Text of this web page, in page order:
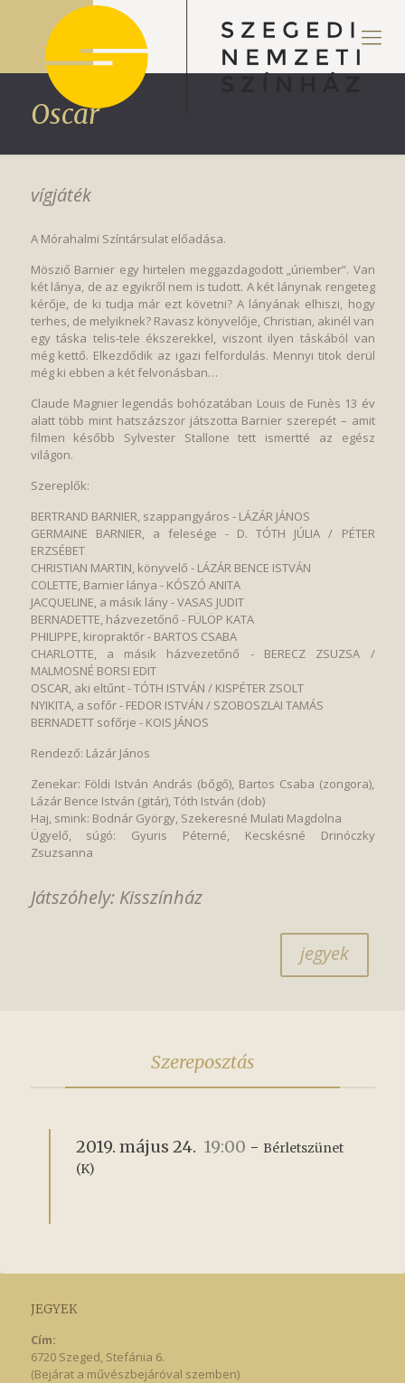
Oscar
vígjáték
A Mórahalmi Színtársulat előadása.
Mösziő Barnier egy hirtelen meggazdagodott „úriember”. Van
két lánya, de az egyikről nem is tudott. A két lánynak rengeteg
kérője, de ki tudja már ezt követni? A lányának elhiszi, hogy
terhes, de melyiknek? Ravasz könyvelője, Christian, akinél van
egy táska telis-tele ékszerekkel, viszont ilyen táskából van
még kettő. Elkezdődik az igazi felfordulás. Mennyi titok derül
még ki ebben a két felvonásban…
Claude Magnier legendás bohózatában Louis de Funès 13 év
alatt több mint hatszázszor játszotta Barnier szerepét – amit
filmen később Sylvester Stallone tett ismertté az egész
világon.
Szereplők:
BERTRAND BARNIER, szappangyáros - LÁZÁR JÁNOS
GERMAINE BARNIER, a felesége - D. TÓTH JÚLIA / PÉTER
ERZSÉBET
CHRISTIAN MARTIN, könyvelő - LÁZÁR BENCE ISTVÁN
COLETTE, Barnier lánya - KÓSZÓ ANITA
JACQUELINE, a másik lány - VASAS JUDIT
BERNADETTE, házvezetőnő - FÜLÖP KATA
PHILIPPE, kiropraktőr - BARTOS CSABA
CHARLOTTE, a másik házvezetőnő - BERECZ ZSUZSA /
MALMOSNÉ BORSI EDIT
OSCAR, aki eltűnt - TÓTH ISTVÁN / KISPÉTER ZSOLT
NYIKITA, a sofőr - FEDOR ISTVÁN / SZOBOSZLAI TAMÁS
BERNADETT sofőrje - KOIS JÁNOS
Rendező: Lázár János
Zenekar: Földi István András (bőgő), Bartos Csaba (zongora),
Lázár Bence István (gitár), Tóth István (dob)
Haj, smink: Bodnár György, Szekeresné Mulati Magdolna
Ügyelő, súgó: Gyuris Péterné, Kecskésné Drinóczky
Zsuzsanna
Játszóhely: Kisszínház
jegyek
Szereposztás
2019. május 24. 19:00 - Bérletszünet
(K)
JEGYEK
Cím:
6720 Szeged, Stefánia 6.
(Bejárat a művészbejáróval szemben)